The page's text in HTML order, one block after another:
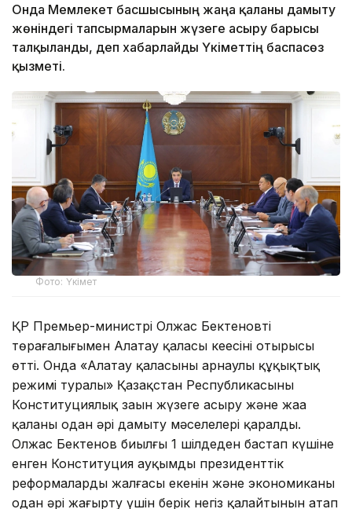
Онда Мемлекет басшысының жаңа қаланы дамыту
жөніндегі тапсырмаларын жүзеге асыру барысы
талқыланды, деп хабарлайды Үкіметтің баспасөз
қызметі.
Фото: Үкімет
ҚР Премьер-министрі Олжас Бектеновтің
төрағалығымен Алатау қаласы кеңесінің отырысы
өтті. Онда «Алатау қаласының арнаулы құқықтық
режимі туралы» Қазақстан Республикасының
Конституциялық заңын жүзеге асыру және жаңа
қаланы одан әрі дамыту мәселелері қаралды.
Олжас Бектенов биылғы 1 шілдеден бастап күшіне
енген Конституция ауқымды президенттік
реформалардың жалғасы екенін және экономиканы
одан әрі жаңғырту үшін берік негіз қалайтынын атап